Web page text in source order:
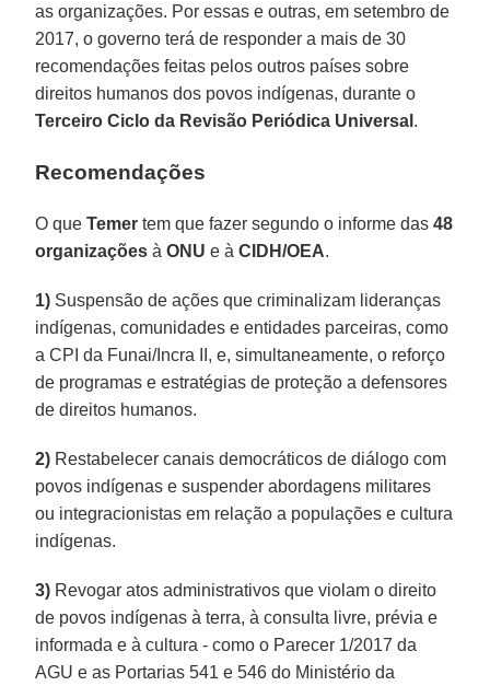
as organizações. Por essas e outras, em setembro de
2017, o governo terá de responder a mais de 30
recomendações feitas pelos outros países sobre
direitos humanos dos povos indígenas, durante o
Terceiro Ciclo da Revisão Periódica Universal .
Recomendações
O queTemer tem que fazer segundo o informe das48
organizaçõesà ONUe à CIDH/OEA.
1) Suspensão de ações que criminalizam lideranças
indígenas, comunidades e entidades parceiras, como
a CPI da Funai/Incra II, e, simultaneamente, o reforço
de programas e estratégias de proteção a defensores
de direitos humanos.
2) Restabelecer canais democráticos de diálogo com
povos indígenas e suspender abordagens militares
ou integracionistas em relação a populações e cultura
indígenas.
3) Revogar atos administrativos que violam o direito
de povos indígenas à terra, à consulta livre, prévia e
informada e à cultura - como o Parecer 1/2017 da
AGU e as Portarias 541 e 546 do Ministério da